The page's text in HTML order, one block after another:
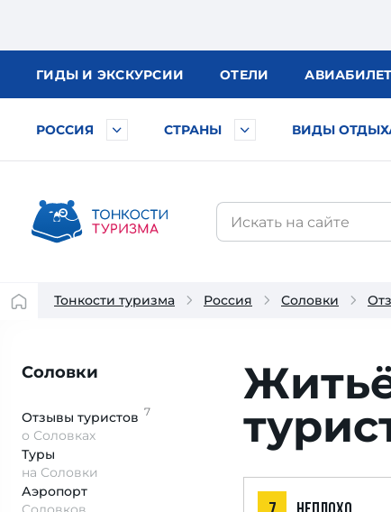
ГИДЫ И ЭКСКУРСИИ ОТЕЛИ АВИА
РОССИЯ СТРАНЫ ВИДЫ
Тонкости туризма Россия Соловки
Соловки
Отзывы туристов 7
о Соловках
Туры
на Соловки
Аэропорт